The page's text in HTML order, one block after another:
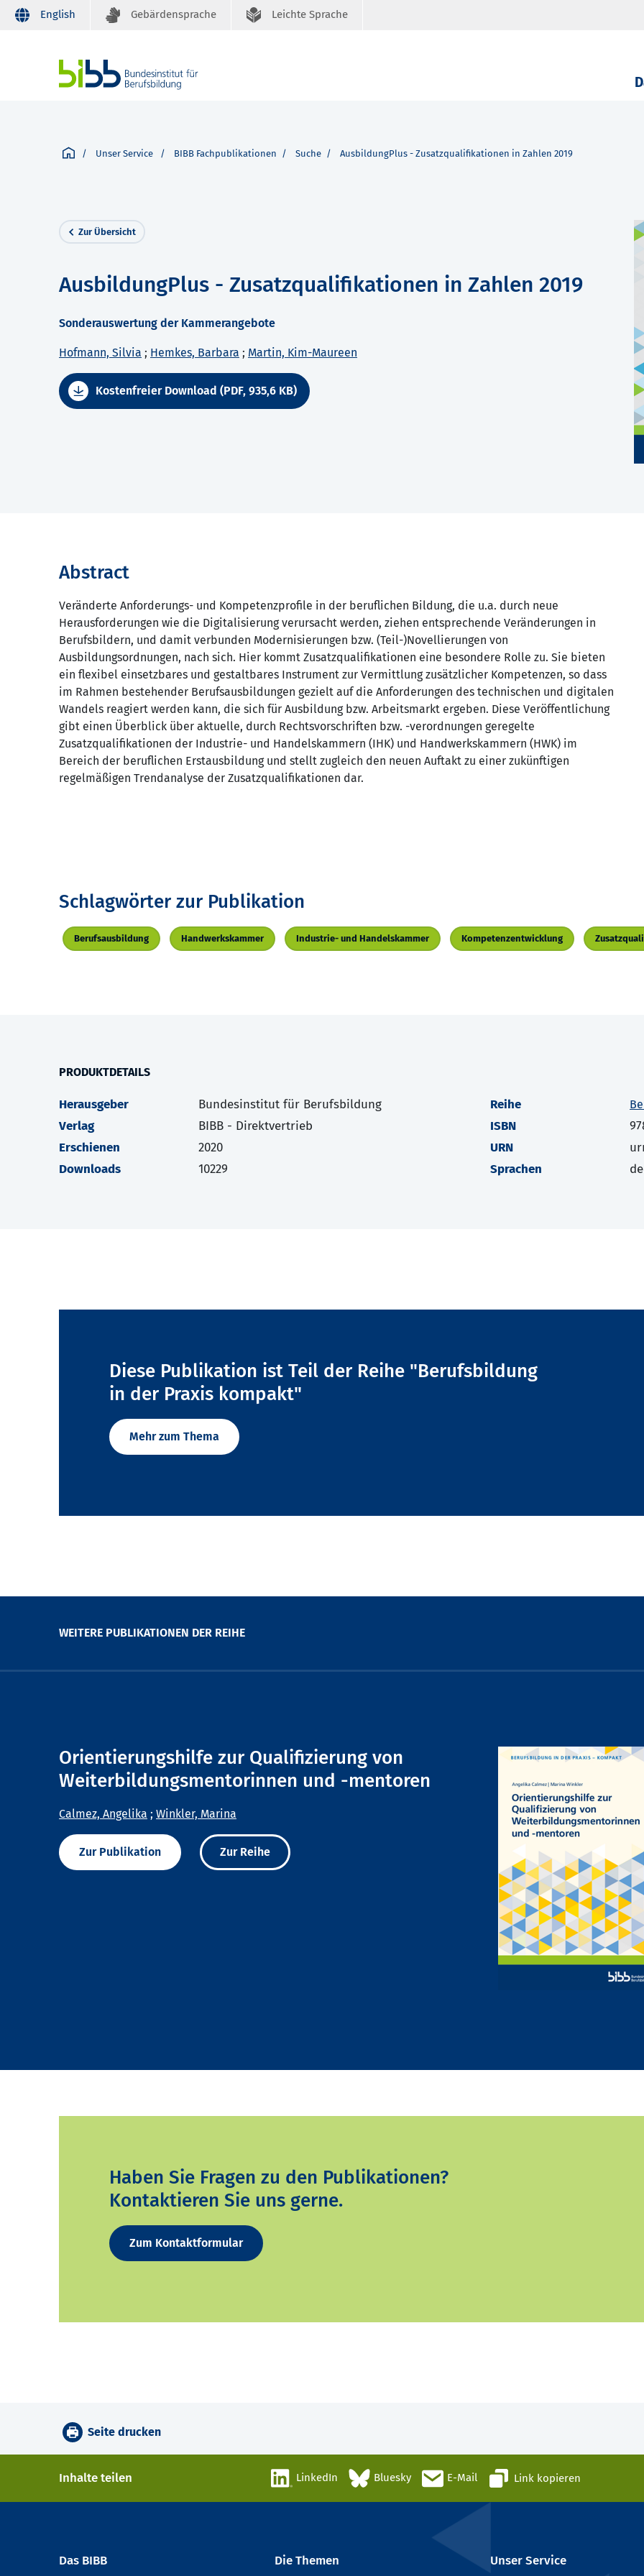
English Gebärdensprache Leichte Sprache
Unser Service BIBB Fachpublikationen Suche AusbildungPlus - Zusatzqualifikationen in Zahlen 2019
Zur Übersicht
AusbildungPlus - Zusatzqualifikationen in Zahlen 2019
Sonderauswertung der Kammerangebote
Hofmann, Silvia ; Hemkes, Barbara ; Martin, Kim-Maureen
Kostenfreier Download (PDF, 935,6 KB)
Abstract
Veränderte Anforderungs- und Kompetenzprofile in der beruflichen Bildung, die u.a. durch neue
Herausforderungen wie die Digitalisierung verursacht werden, ziehen entsprechende Veränderungen in
Berufsbildern, und damit verbunden Modernisierungen bzw. (Teil-)Novellierungen von
Ausbildungsordnungen, nach sich. Hier kommt Zusatzqualifikationen eine besondere Rolle zu. Sie bieten
ein flexibel einsetzbares und gestaltbares Instrument zur Vermittlung zusätzlicher Kompetenzen, so dass
im Rahmen bestehender Berufsausbildungen gezielt auf die Anforderungen des technischen und digitalen
Wandels reagiert werden kann, die sich für Ausbildung bzw. Arbeitsmarkt ergeben. Diese Veröffentlichung
gibt einen Überblick über aktuelle, durch Rechtsvorschriften bzw. -verordnungen geregelte
Zusatzqualifikationen der Industrie- und Handelskammern (IHK) und Handwerkskammern (HWK) im
Bereich der beruflichen Erstausbildung und stellt zugleich den neuen Auftakt zu einer zukünftigen
regelmäßigen Trendanalyse der Zusatzqualifikationen dar.
Schlagwörter zur Publikation
Berufsausbildung Handwerkskammer Industrie- und Handelskammer Kompetenzentwicklung
PRODUKTDETAILS
Herausgeber
Bundesinstitut für Berufsbildung
Verlag
BIBB - Direktvertrieb
Erschienen
2020
Downloads
10229
Reihe
ISBN
URN
Sprachen
Diese Publikation ist Teil der Reihe "Berufsbildung
in der Praxis kompakt"
Mehr zum Thema
WEITERE PUBLIKATIONEN DER REIHE
Orientierungshilfe zur Qualifizierung von
Weiterbildungsmentorinnen und -mentoren
Calmez, Angelika ; Winkler, Marina
Zur Publikation Zur Reihe
Haben Sie Fragen zu den Publikationen?
Kontaktieren Sie uns gerne.
Zum Kontaktformular
Seite drucken
Inhalte teilen LinkedIn Bluesky E-Mail Link kopieren
Das BIBB Die Themen Unser Service